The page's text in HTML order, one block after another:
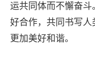
运共同体而不懈奋
好合作，共同书写
更加美好和谐。